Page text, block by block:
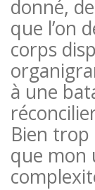
donné,
que l’on
corps
à une
Bien trop
que mon